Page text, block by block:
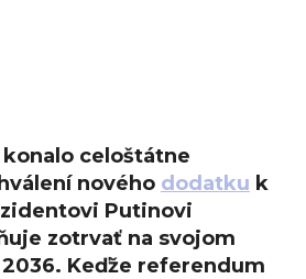
konalo celoštátne
nového dodatku k
Putinovi
zotrvať na svojom
Keďže referendum